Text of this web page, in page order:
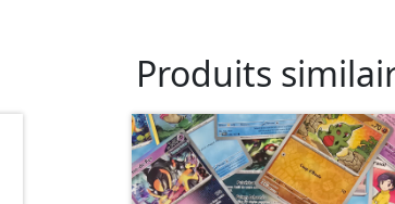
Produits